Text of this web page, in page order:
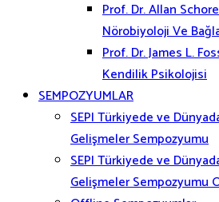
Prof. Dr. Allan
Nörobiyoloji Ve
Prof. Dr. James L.
Kendilik Psikolojisi
SEMPOZYUMLAR
SEPI Türkiyede ve
Gelişmeler Sempozyumu
SEPI Türkiyede ve
Gelişmeler Sempozyumu